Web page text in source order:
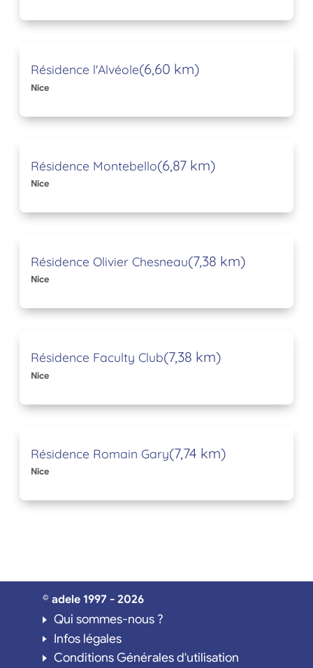
Résidence l'Alvéole(6,60 km)
Nice
Résidence Montebello(6,87 km)
Nice
Résidence Olivier Chesneau(7,38 km)
Nice
Résidence Faculty Club(7,38 km)
Nice
Résidence Romain Gary(7,74 km)
Nice
© adele 1997 - 2026
Qui sommes-nous ?
Infos légales
Conditions Générales d'utilisation